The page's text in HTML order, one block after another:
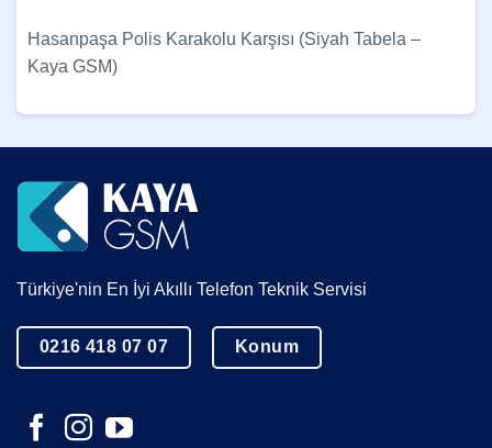
Hasanpaşa Polis Karakolu Karşısı (Siyah Tabela –
Kaya GSM)
Türkiye'nin En İyi Akıllı Telefon Teknik Servisi
0216 418 07 07 Konum